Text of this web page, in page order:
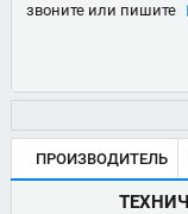
звоните или пишите
ПРОИЗВОДИТЕЛЬ